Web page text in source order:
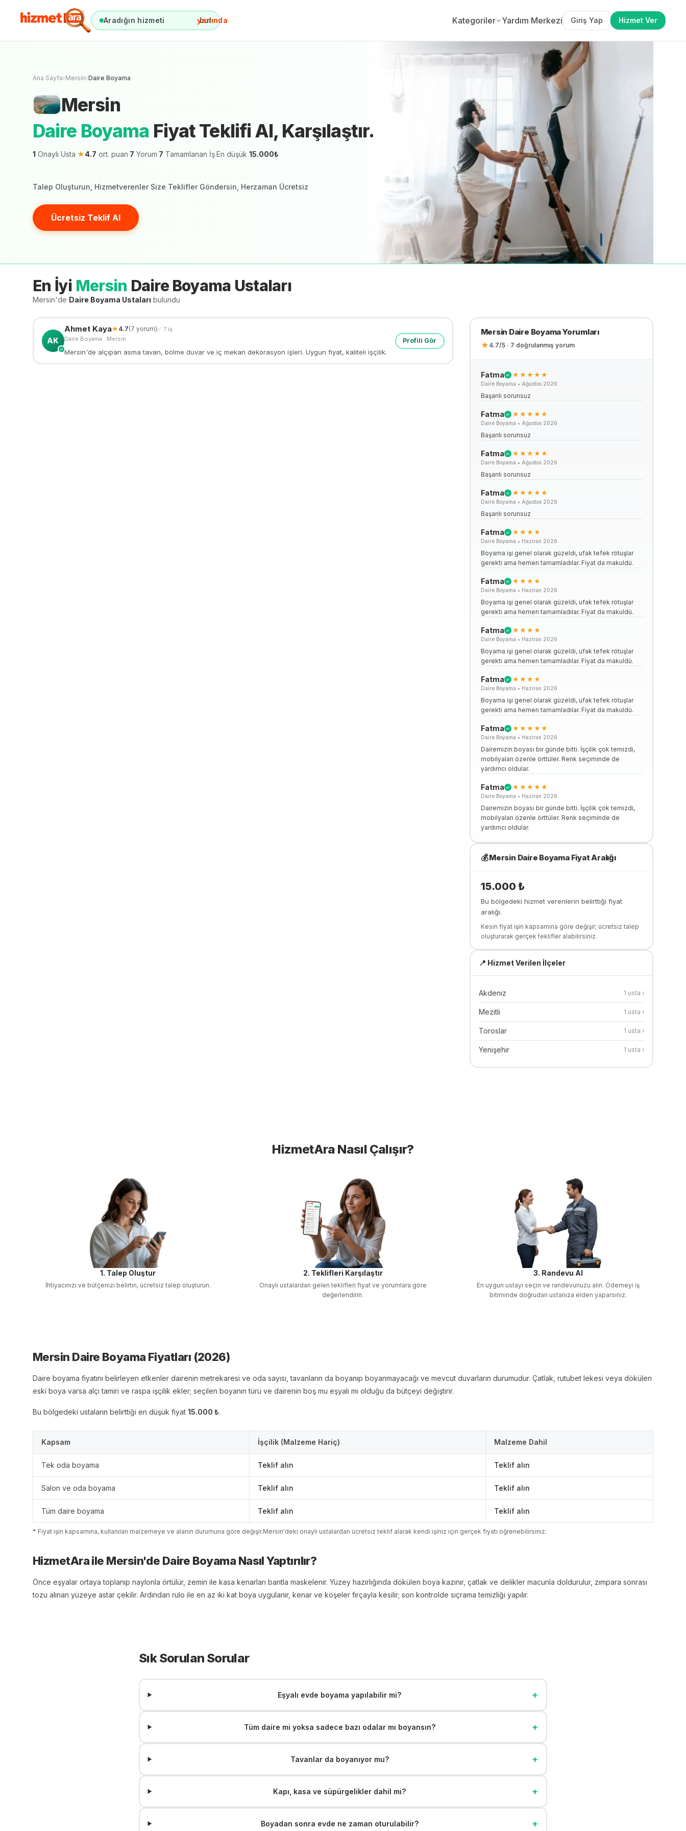
Aradığın hizmeti anında
bul Kategoriler Yardım Merkezi Giriş Yap Hizmet Ver
MersinDaire BoyamaFiyat Teklifi Al, Karşılaştır. Ücretsiz Teklif Al
Ana Sayfa›Mersin›Daire Boyama
Mersin
Daire Boyama Fiyat Teklifi Al, Karşılaştır.
1 Onaylı Usta·★4.7 ort. puan·7 Yorum·7 Tamamlanan İş·En düşük 15.000₺
Talep Oluşturun, Hizmetverenler Size Teklifler Göndersin, Herzaman Ücretsiz
Ücretsiz Teklif Al
En İyi Mersin Daire Boyama Ustaları
Mersin'de Daire Boyama Ustaları bulundu
AK
✓
Ahmet Kaya★ 4.7(7 yorum)✅ 7iş
Daire Boyama · Mersin
Mersin'de alçıpan asma tavan, bölme duvar ve iç mekan dekorasyon işleri. Uygun fiyat, kaliteli işçilik.
Profili Gör
Mersin Daire BoyamaYorumları
★ 4.7/5 · 7 doğrulanmış yorum
Fatma ✓ ★★★★★
Daire Boyama • Ağustos 2026
Başarılı sorunsuz
Fatma ✓ ★★★★★
Daire Boyama • Ağustos 2026
Başarılı sorunsuz
Fatma ✓ ★★★★★
Daire Boyama • Ağustos 2026
Başarılı sorunsuz
Fatma ✓ ★★★★★
Daire Boyama • Ağustos 2026
Başarılı sorunsuz
Fatma ✓ ★★★★
Daire Boyama • Haziran 2026
Boyama işi genel olarak güzeldi, ufak tefek rötuşlar
gerekti ama hemen tamamladılar. Fiyat da makuldü.
Fatma ✓ ★★★★
Daire Boyama • Haziran 2026
Boyama işi genel olarak güzeldi, ufak tefek rötuşlar
gerekti ama hemen tamamladılar. Fiyat da makuldü.
Fatma ✓ ★★★★
Daire Boyama • Haziran 2026
Boyama işi genel olarak güzeldi, ufak tefek rötuşlar
gerekti ama hemen tamamladılar. Fiyat da makuldü.
Fatma ✓ ★★★★
Daire Boyama • Haziran 2026
Boyama işi genel olarak güzeldi, ufak tefek rötuşlar
gerekti ama hemen tamamladılar. Fiyat da makuldü.
Fatma ✓ ★★★★★
Daire Boyama • Haziran 2026
Dairemizin boyası bir günde bitti. İşçilik çok temizdi,
mobilyaları özenle örttüler. Renk seçiminde de
yardımcı oldular.
Fatma ✓ ★★★★★
Daire Boyama • Haziran 2026
Dairemizin boyası bir günde bitti. İşçilik çok temizdi,
mobilyaları özenle örttüler. Renk seçiminde de
yardımcı oldular.
💰Mersin Daire BoyamaFiyat Aralığı
15.000 ₺
Bu bölgedeki hizmet verenlerin belirttiği fiyat
aralığı.
Kesin fiyat işin kapsamına göre değişir; ücretsiz talep
oluşturarak gerçek teklifler alabilirsiniz.
📍 Hizmet Verilen İlçeler
Akdeniz 1 usta ›
Mezitli 1 usta ›
Toroslar 1 usta ›
Yenişehir 1 usta ›
HizmetAra Nasıl Çalışır?
1. Talep Oluştur
İhtiyacınızı ve bütçenizi belirtin, ücretsiz talep oluşturun.
2. Teklifleri Karşılaştır
Onaylı ustalardan gelen teklifleri fiyat ve yorumlara göre
değerlendirin.
3. Randevu Al
En uygun ustayı seçin ve randevunuzu alın. Ödemeyi iş
bitiminde doğrudan ustanıza elden yaparsınız.
Mersin Daire Boyama Fiyatları (2026)
Daire boyama fiyatını belirleyen etkenler dairenin metrekaresi ve oda sayısı, tavanların da boyanıp boyanmayacağı ve mevcut duvarların durumudur. Çatlak, rutubet lekesi veya dökülen
eski boya varsa alçı tamiri ve raspa işçilik ekler; seçilen boyanın türü ve dairenin boş mu eşyalı mı olduğu da bütçeyi değiştirir.
Bu bölgedeki ustaların belirttiği en düşük fiyat 15.000 ₺.
Kapsam İşçilik (Malzeme Hariç) Malzeme Dahil
Tek oda boyama Teklif alın Teklif alın
Salon ve oda boyama Teklif alın Teklif alın
Tüm daire boyama Teklif alın Teklif alın
* Fiyat işin kapsamına, kullanılan malzemeye ve alanın durumuna göre değişir.Mersin'deki onaylı ustalardan ücretsiz teklif alarak kendi işiniz için gerçek fiyatı öğrenebilirsiniz.
HizmetAra ile Mersin'de Daire Boyama Nasıl Yaptırılır?
Önce eşyalar ortaya toplanıp naylonla örtülür, zemin ile kasa kenarları bantla maskelenir. Yüzey hazırlığında dökülen boya kazınır, çatlak ve delikler macunla doldurulur, zımpara sonrası
tozu alınan yüzeye astar çekilir. Ardından rulo ile en az iki kat boya uygulanır, kenar ve köşeler fırçayla kesilir; son kontrolde sıçrama temizliği yapılır.
Sık Sorulan Sorular
Eşyalı evde boyama yapılabilir mi? +
Tüm daire mi yoksa sadece bazı odalar mı boyansın? +
Tavanlar da boyanıyor mu? +
Kapı, kasa ve süpürgelikler dahil mi? +
Boyadan sonra evde ne zaman oturulabilir? +